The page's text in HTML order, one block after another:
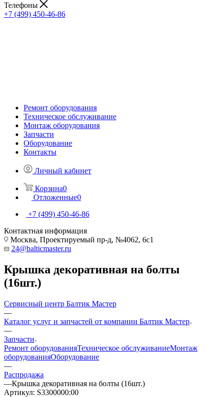
Телефоны
+7 (499) 450-46-86
Ремонт оборудования
Техническое обслуживание
Монтаж оборудования
Запчасти
Оборудование
Контакты
Личный кабинет
Корзина0
Отложенные0
+7 (499) 450-46-86
Контактная информация
Москва, Проектируемый пр-д, №4062, 6с1
24@balticmaster.ru
Крышка декоративная на болты
(16шт.)
Сервисный центр Балтик Мастер
—
Каталог услуг и запчастей от компании Балтик Мастер
—
Запчасти
Ремонт оборудованияТехническое обслуживаниеМонтаж
оборудованияОборудование
—
Распродажа
—Крышка декоративная на болты (16шт.)
Артикул: S3300000:00